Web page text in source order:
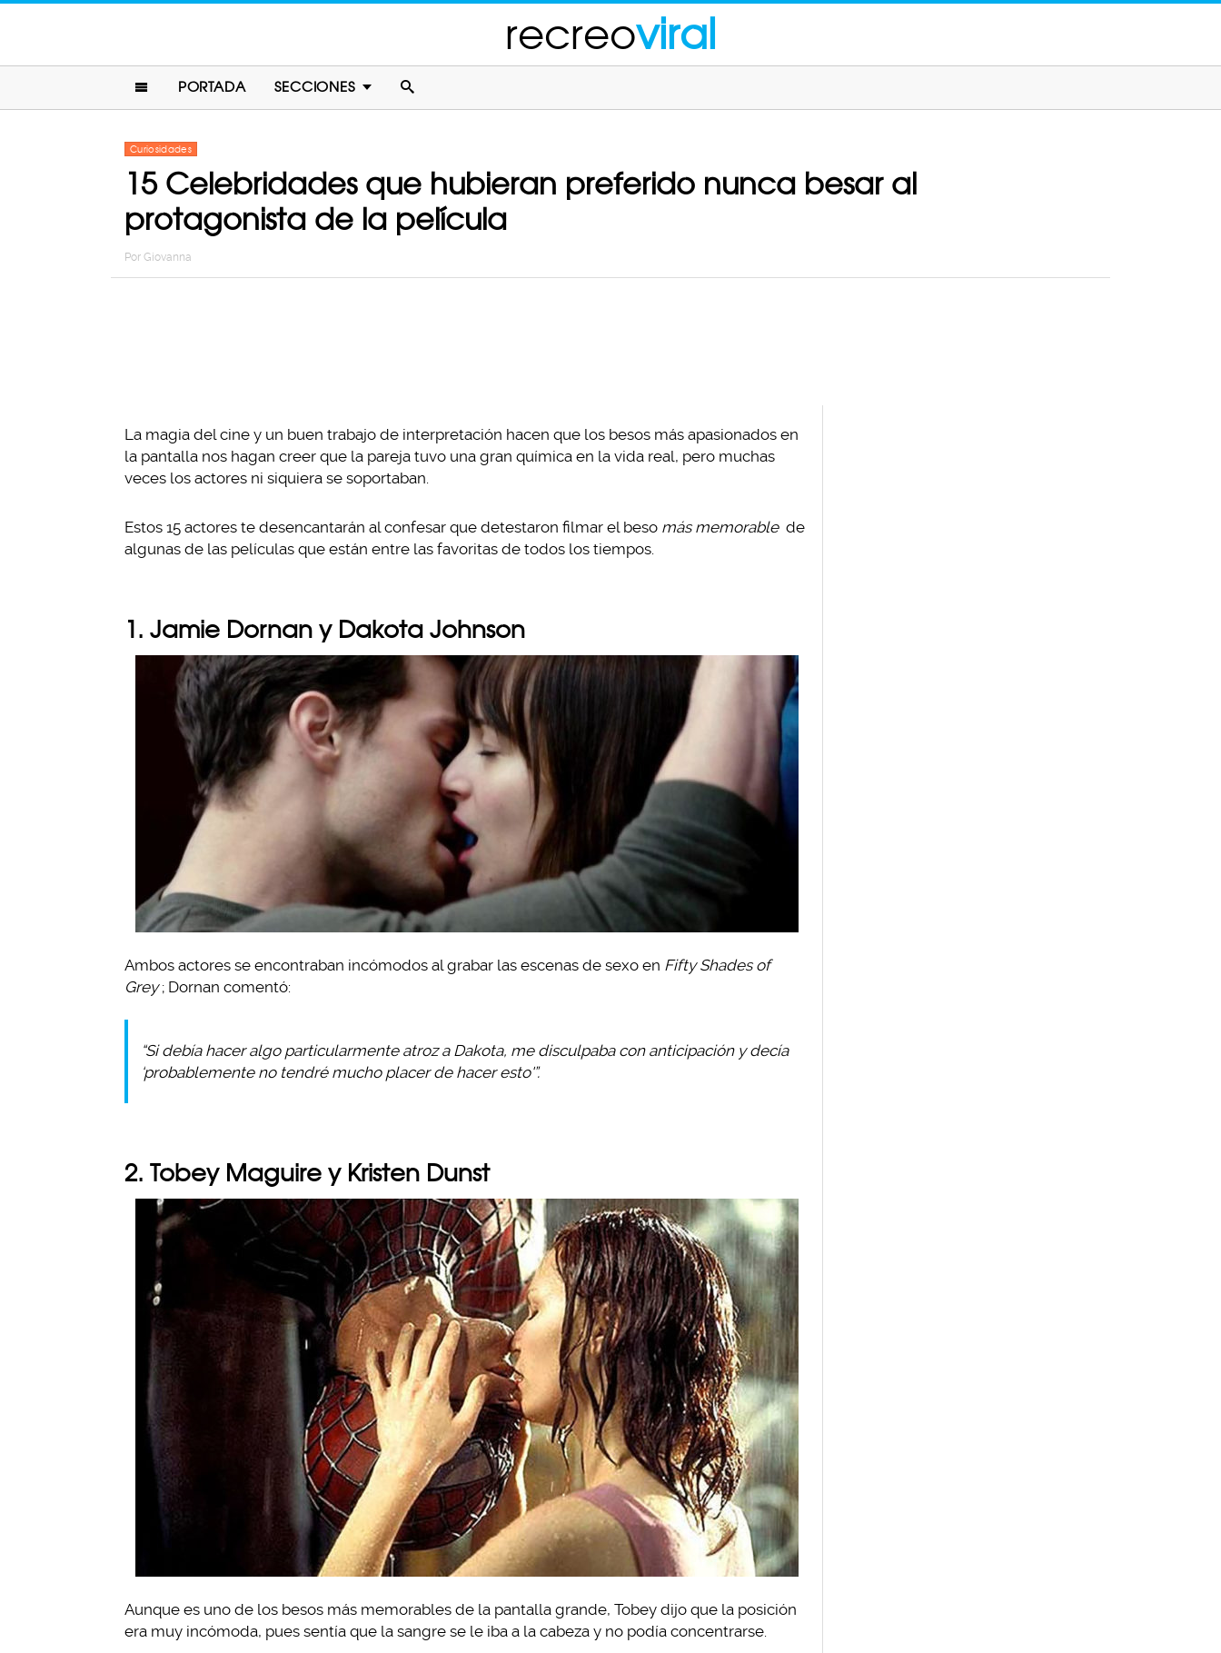
recreoviral
PORTADA SECCIONES
Curiosidades
15 Celebridades que hubieran preferido nunca besar al
protagonista de la película
Por Giovanna
La magia del cine y un buen trabajo de interpretación hacen que los besos más apasionados en
la pantalla nos hagan creer que la pareja tuvo una gran química en la vida real, pero muchas
veces los actores ni siquiera se soportaban.
Estos 15 actores te desencantarán al confesar que detestaron filmar el beso más memorable de
algunas de las películas que están entre las favoritas de todos los tiempos.
1. Jamie Dornan y Dakota Johnson
Ambos actores se encontraban incómodos al grabar las escenas de sexo en Fifty Shades of
Grey ; Dornan comentó:
“Si debía hacer algo particularmente atroz a Dakota, me disculpaba con anticipación y decía
‘probablemente no tendré mucho placer de hacer esto'”.
2. Tobey Maguire y Kristen Dunst
Aunque es uno de los besos más memorables de la pantalla grande, Tobey dijo que la posición
era muy incómoda, pues sentía que la sangre se le iba a la cabeza y no podía concentrarse.